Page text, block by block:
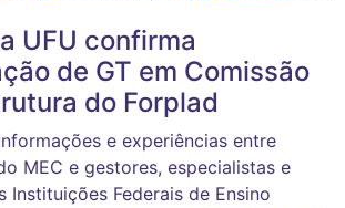
UFU confirma
de GT em Comissão
do Forplad
e experiências entre
MEC e gestores, especialistas e
Instituições Federais de Ensino